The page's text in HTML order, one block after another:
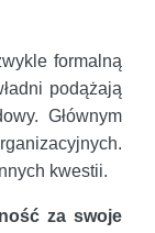
formalną
podążają
Głównym
kwestii.
za swoje